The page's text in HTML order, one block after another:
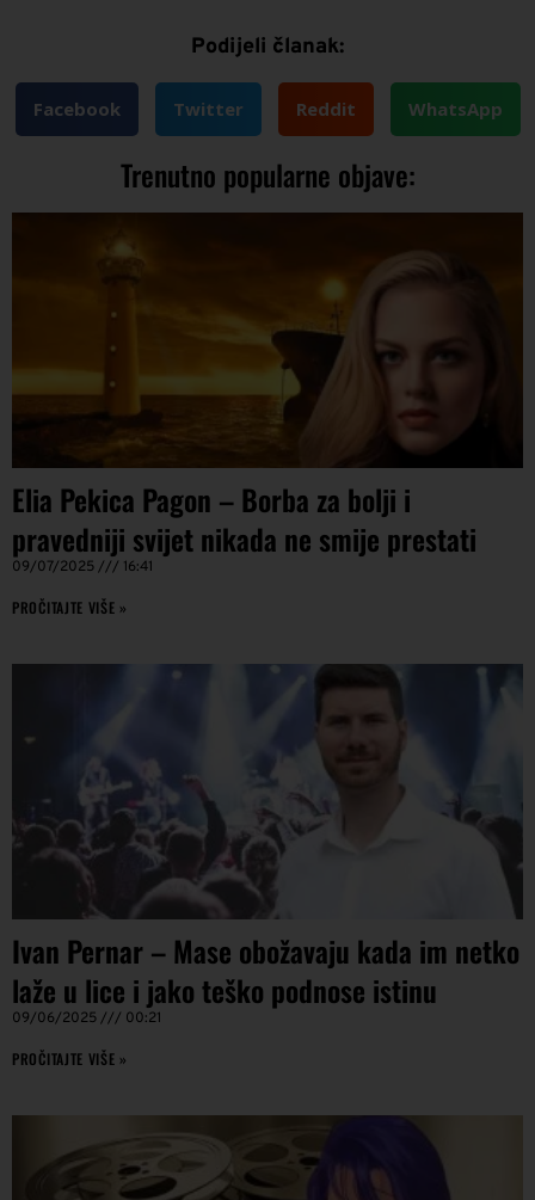
Podijeli članak:
Facebook Twitter Reddit WhatsApp
Trenutno popularne objave:
Elia Pekica Pagon – Borba za bolji i
pravedniji svijet nikada ne smije prestati
09/07/2025 16:41
PROČITAJTE VIŠE »
Ivan Pernar – Mase obožavaju kada im netko
laže u lice i jako teško podnose istinu
09/06/2025 00:21
PROČITAJTE VIŠE »